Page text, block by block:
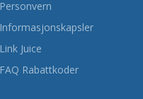
Personvern
Informasjonskapsler
Link Juice
FAQ Rabattkoder